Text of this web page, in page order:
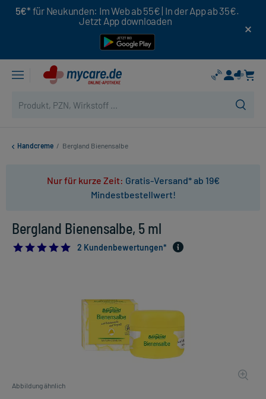
5€* für Neukunden: Im Web ab 55€ | In der App ab 35€.
Jetzt App downloaden
Handcreme / Bergland Bienensalbe
Nur für kurze Zeit: Gratis-Versand* ab 19€
Mindestbestellwert!
Bergland Bienensalbe, 5 ml
5.0
2 Kundenbewertungen*
Abbildung ähnlich